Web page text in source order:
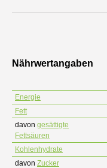
Nährwertangaben
Energie
Fett
davon gesättigte
Fettsäuren
Kohlenhydrate
davon Zucker